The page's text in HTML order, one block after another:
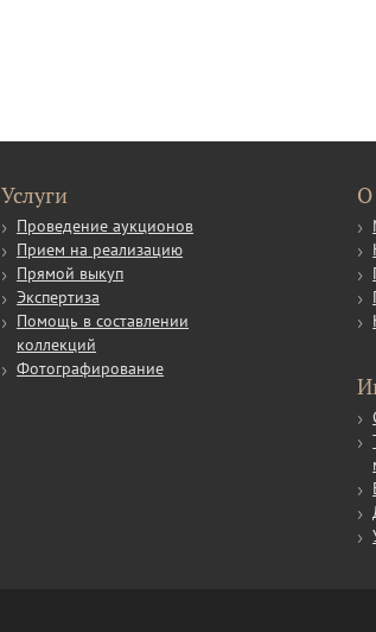
Услуги
Проведение аукционов
Прием на реализацию
Прямой выкуп
Экспертиза
Помощь в составлении
коллекций
Фотографирование
О